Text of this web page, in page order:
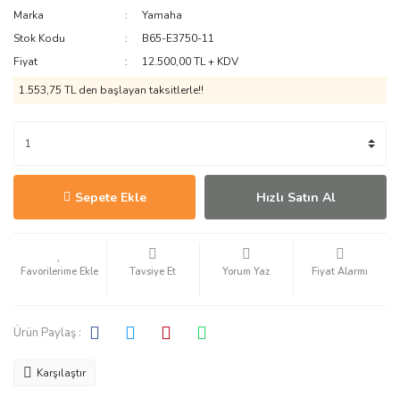
Marka
Yamaha
Stok Kodu
B65-E3750-11
Fiyat
12.500,00 TL + KDV
1.553,75 TL den başlayan taksitlerle!!
Sepete Ekle Hızlı Satın Al
Tavsiye Et Yorum Yaz Fiyat Alarmı
Ürün Paylaş :
Karşılaştır